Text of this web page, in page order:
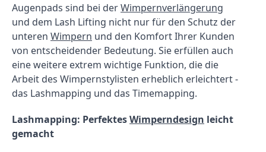
Augenpads sind bei der Wimpernverlängerung
und dem Lash Lifting nicht nur für den Schutz der
unteren Wimpern und den Komfort Ihrer Kunden
von entscheidender Bedeutung. Sie erfüllen auch
eine weitere extrem wichtige Funktion, die die
Arbeit des Wimpernstylisten erheblich erleichtert -
das Lashmapping und das Timemapping.
Lashmapping: Perfektes Wimperndesign leicht
gemacht